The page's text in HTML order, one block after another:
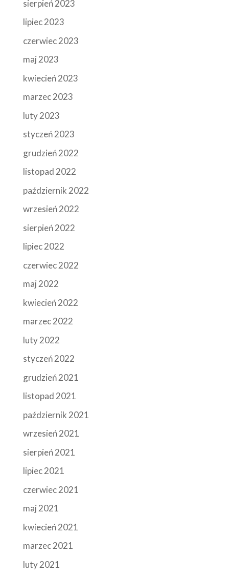
sierpień 2023
lipiec 2023
czerwiec 2023
maj 2023
kwiecień 2023
marzec 2023
luty 2023
styczeń 2023
grudzień 2022
listopad 2022
październik 2022
wrzesień 2022
sierpień 2022
lipiec 2022
czerwiec 2022
maj 2022
kwiecień 2022
marzec 2022
luty 2022
styczeń 2022
grudzień 2021
listopad 2021
październik 2021
wrzesień 2021
sierpień 2021
lipiec 2021
czerwiec 2021
maj 2021
kwiecień 2021
marzec 2021
luty 2021